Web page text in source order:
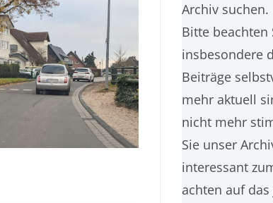
Archiv suchen.
Bitte beachten
insbesondere
Beiträge
mehr aktuell
nicht mehr
Sie unser
interessant
achten auf